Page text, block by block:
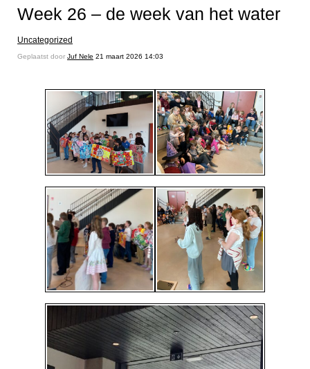
Week 26 – de week van het water
Uncategorized
Geplaatst door Juf Nele 21 maart 2026 14:03